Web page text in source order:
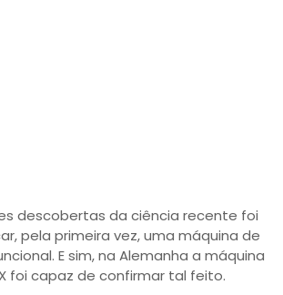
descobertas da ciência recente foi
pela primeira vez, uma máquina de
E sim, na Alemanha a máquina
foi capaz de confirmar tal feito.